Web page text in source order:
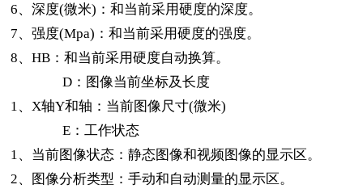
6、深度(微米) ：和当前采用硬度的深度。
7、强度(Mpa) ：和当前采用硬度的强度。
8、HB ：和当前采用硬度自动换算。
D ：图像当前坐标及长度
1、X轴Y和轴：当前图像尺寸(微米)
E ：工作状态
1、 当前图像状态：静态图像和视频图像的显示区。
2、 图像分析类型：手动和自动测量的显示区。